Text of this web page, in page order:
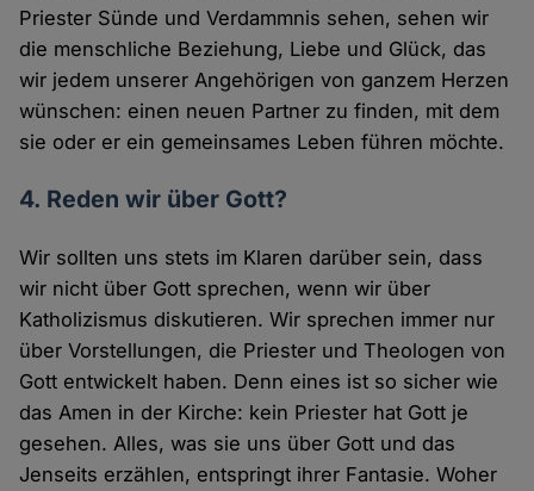
Priester Sünde und Verdammnis sehen, sehen wir
die menschliche Beziehung, Liebe und Glück, das
wir jedem unserer Angehörigen von ganzem Herzen
wünschen: einen neuen Partner zu finden, mit dem
sie oder er ein gemeinsames Leben führen möchte.
4. Reden wir über Gott?
Wir sollten uns stets im Klaren darüber sein, dass
wir nicht über Gott sprechen, wenn wir über
Katholizismus diskutieren. Wir sprechen immer nur
über Vorstellungen, die Priester und Theologen von
Gott entwickelt haben. Denn eines ist so sicher wie
das Amen in der Kirche: kein Priester hat Gott je
gesehen. Alles, was sie uns über Gott und das
Jenseits erzählen, entspringt ihrer Fantasie. Woher